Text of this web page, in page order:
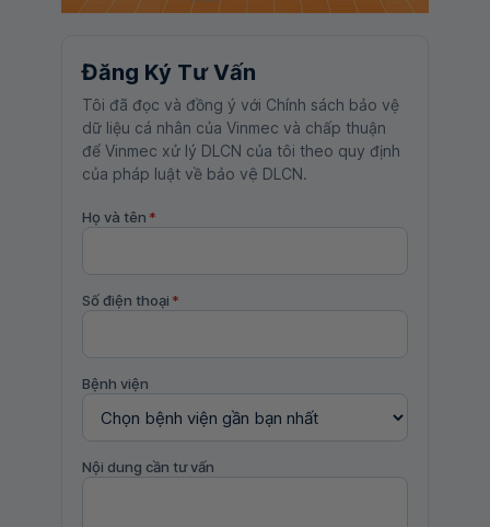
Đăng Ký Tư Vấn
Tôi đã đọc và đồng ý với Chính sách bảo vệ
dữ liệu cá nhân của Vinmec và chấp thuận
để Vinmec xử lý DLCN của tôi theo quy định
của pháp luật về bảo vệ DLCN.
Họ và tên *
Số điện thoại *
Bệnh viện
Nội dung cần tư vấn